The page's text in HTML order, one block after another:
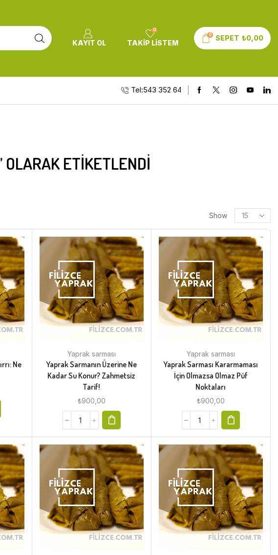
KAYIT OL
0
TAKIP LISTEM
0 SEPET ₺0,00
Tel:543 352 64 10
OLARAK ETIKETLENDI
Show
Ne
Yaprak sarması
Yaprak Sarmanın Üzerine Ne
Kadar Su Konur? Zahmetsiz
Tarif!
₺900,00
Yaprak sarması
Yaprak Sarması Kararmaması
İçin Olmazsa Olmaz Püf
Noktaları
₺900,00